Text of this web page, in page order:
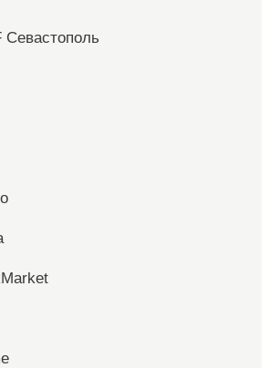
Севастополь